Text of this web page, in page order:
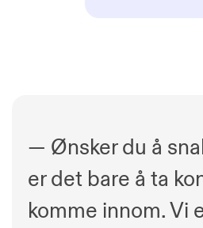
— Ønsker du å
er det bare å ta
komme innom. Vi